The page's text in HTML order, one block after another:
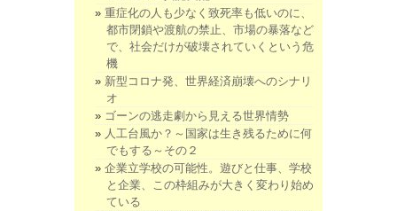
重症化の人も少なく致死率も低いのに、
都市閉鎖や渡航の禁止、市場の暴落など
で、社会だけが破壊されていくという危
機
新型コロナ発、世界経済崩壊へのシナリ
オ
ゴーンの逃走劇から見える世界情勢
人工台風か？～国家は生き残るために何
でもする～その２
企業立学校の可能性。遊びと仕事、学校
と企業、この枠組みが大きく変わり始め
ている